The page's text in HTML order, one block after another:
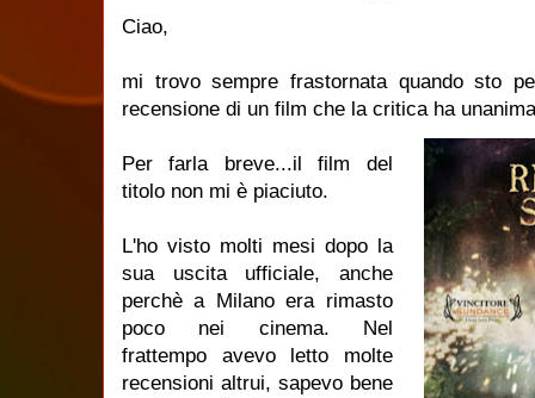
Ciao,
mi trovo sempre frastornata quando sto
recensione di un film che la critica ha
Per farla breve...il film del
titolo non mi è piaciuto.
L'ho visto molti mesi dopo la
sua uscita ufficiale, anche
perchè a Milano era rimasto
poco nei cinema. Nel
frattempo avevo letto molte
recensioni altrui, sapevo bene